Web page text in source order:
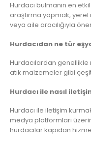
Hurdacı bulmanın en
araştırma yapmak,
veya aile aracılığıyla
Hurdacıdan ne tür
Hurdacılardan
atık malzemeler gibi
Hurdacı ile nasıl
Hurdacı ile iletişim
medya platformları
hurdacılar kapıdan